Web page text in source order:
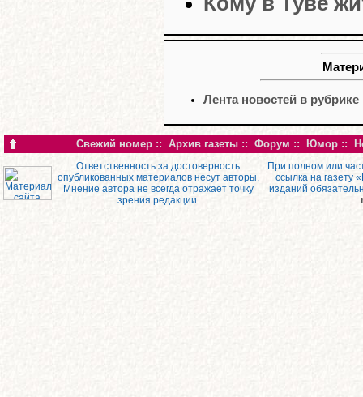
Лента новостей в
Свежий номер :: Архив газеты :: Форум :: Юмор ::
Ответственность за достоверность
опубликованных материалов несут авторы.
Мнение автора не всегда отражает точку
зрения редакции.
При полном или
ссылка на газету
изданий